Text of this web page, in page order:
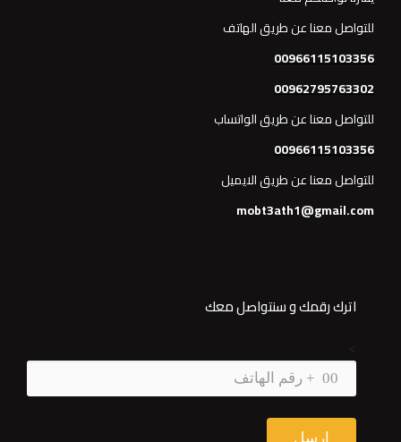
للتواصل معنا عن طريق الهاتف
00966115103356
00962795763302
للتواصل معنا عن طريق الواتساب
00966115103356
للتواصل معنا عن طريق الايميل
mobt3ath1@gmail.com
اترك رقمك و سنتواصل معك